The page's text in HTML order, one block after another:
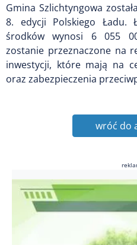
Gmina Szlichtyngowa
8. edycji Polskiego Ładu.
środków wynosi 6 055
zostanie przeznaczone na
inwestycji, które mają na
oraz zabezpieczenia
wróć do